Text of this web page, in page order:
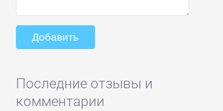
Последние отзывы и
комментарии